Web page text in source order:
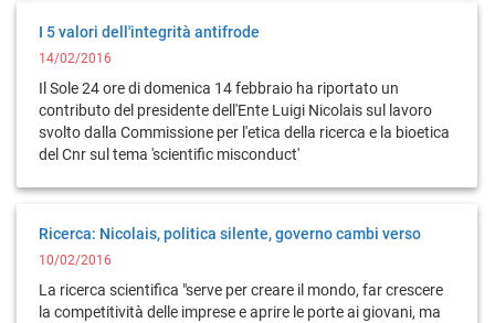
I 5 valori dell'integrità antifrode
14/02/2016
Il Sole 24 ore di domenica 14 febbraio ha riportato un
contributo del presidente dell'Ente Luigi Nicolais sul lavoro
svolto dalla Commissione per l'etica della ricerca e la bioetica
del Cnr sul tema 'scientific misconduct'
Ricerca: Nicolais, politica silente, governo cambi verso
10/02/2016
La ricerca scientifica "serve per creare il mondo, far crescere
la competitività delle imprese e aprire le porte ai giovani, ma